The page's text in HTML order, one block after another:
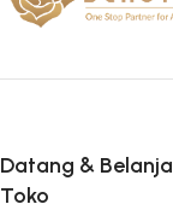
Datang &
Toko